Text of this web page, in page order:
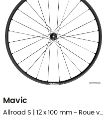
Mavic
Allroad S | 12 x 100 mm - Roue vélo avant